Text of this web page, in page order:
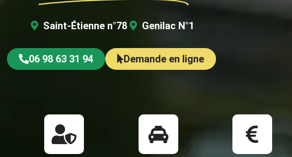
Saint-Étienne n°78 Genilac N°1
06 98 63 31 94 Demande en ligne